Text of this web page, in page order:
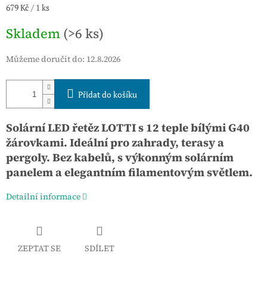
Měrná
679 Kč / 1 ks
Skladem (>6 ks)
Můžeme doručit do: 12.8.2026
Přidat do košíku
Solární LED řetěz LOTTI s 12 teple bílými G40
žárovkami. Ideální pro zahrady, terasy a
pergoly. Bez kabelů, s výkonným solárním
panelem a elegantním filamentovým světlem.
Detailní informace
ZEPTAT SE SDÍLET